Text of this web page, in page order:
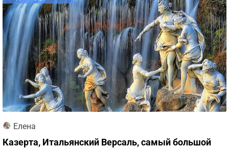
Елена
Казерта, Итальянский Версаль, самый большой